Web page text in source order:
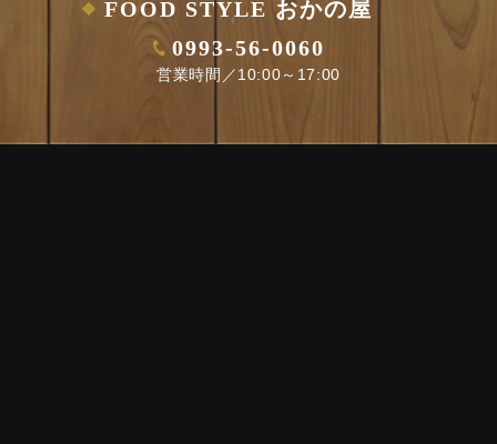
FOOD STYLE おかの屋
0993-56-0060
営業時間／10:00～17:00